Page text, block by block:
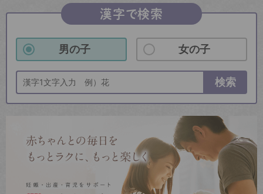
漢字で検索
男の子 女の子
検索